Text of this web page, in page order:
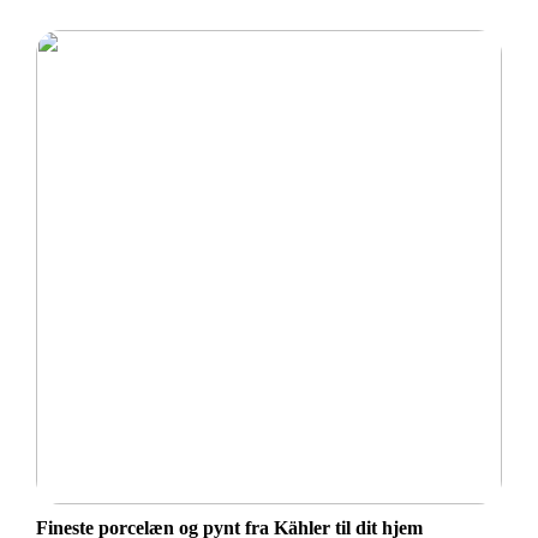
Fineste porcelæn og pynt fra Kähler til dit hjem